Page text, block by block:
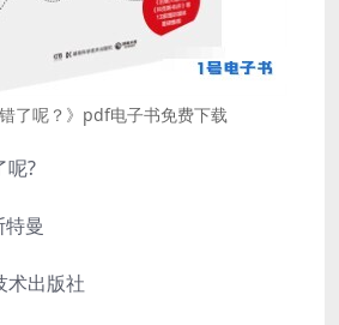
错了呢？》pdf电子书免费下载
呢?
曼
术出版社